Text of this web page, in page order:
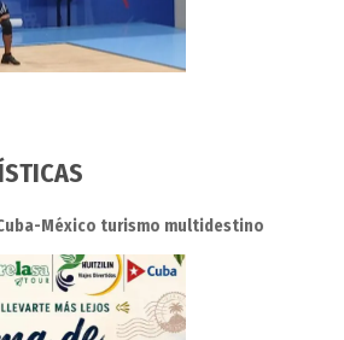
México turismo multidestino